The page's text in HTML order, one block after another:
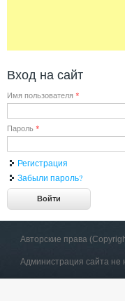
Вход на сайт
Имя пользователя *
Пароль *
Регистрация
Забыли пароль?
Авторские права
Администрация сайта не